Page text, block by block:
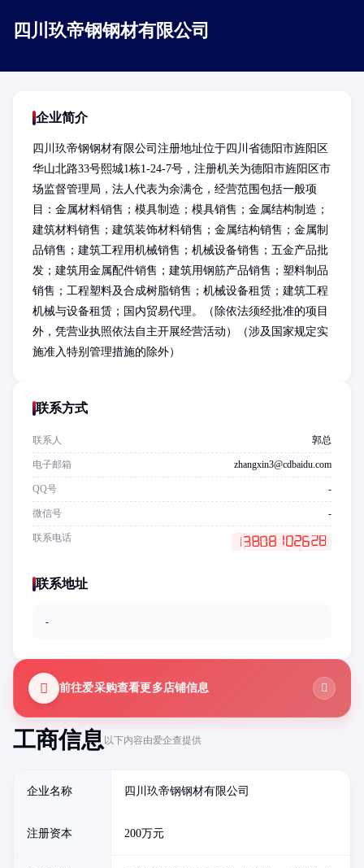
四川玖帝钢钢材有限公司
工商信息以下内容由爱企查提供
企业名称 四川玖帝钢钢材有限公司
注册资本 200万元
企业简介
四川玖帝钢钢材有限公司注册地址位于四川省德阳市旌阳区
华山北路33号熙城1栋1-24-7号，注册机关为德阳市旌阳区市
场监督管理局，法人代表为余满仓，经营范围包括一般项
目：金属材料销售；模具制造；模具销售；金属结构制造；
建筑材料销售；建筑装饰材料销售；金属结构销售；金属制
品销售；建筑工程用机械销售；机械设备销售；五金产品批
发；建筑用金属配件销售；建筑用钢筋产品销售；塑料制品
销售；工程塑料及合成树脂销售；机械设备租赁；建筑工程
机械与设备租赁；国内贸易代理。（除依法须经批准的项目
外，凭营业执照依法自主开展经营活动）（涉及国家规定实
施准入特别管理措施的除外）
联系方式
联系人 郭总
电子邮箱 zhangxin3@cdbaidu.com
QQ号 -
微信号 -
联系电话
联系地址
-
前往爱采购查看更多店铺信息